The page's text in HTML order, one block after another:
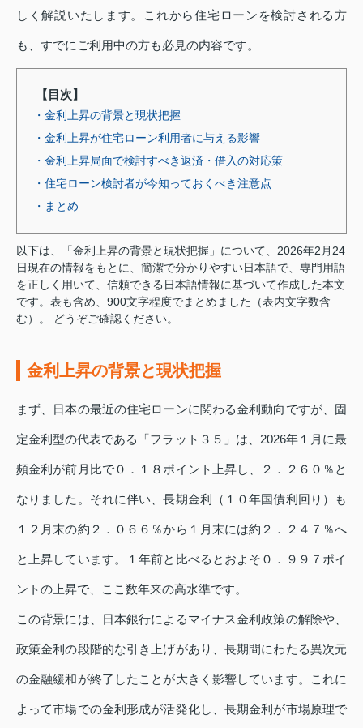
しく解説いたします。これから住宅ローンを検討される方
も、すでにご利用中の方も必見の内容です。
【目次】
・金利上昇の背景と現状把握
・金利上昇が住宅ローン利用者に与える影響
・金利上昇局面で検討すべき返済・借入の対応策
・住宅ローン検討者が今知っておくべき注意点
・まとめ
以下は、「金利上昇の背景と現状把握」について、2026年2月24
日現在の情報をもとに、簡潔で分かりやすい日本語で、専門用語
を正しく用いて、信頼できる日本語情報に基づいて作成した本文
です。表も含め、900文字程度でまとめました（表内文字数含
む）。 どうぞご確認ください。
金利上昇の背景と現状把握
まず、日本の最近の住宅ローンに関わる金利動向ですが、固
定金利型の代表である「フラット３５」は、2026年１月に最
頻金利が前月比で０．１８ポイント上昇し、２．２６０％と
なりました。それに伴い、長期金利（１０年国債利回り）も
１２月末の約２．０６６％から１月末には約２．２４７％へ
と上昇しています。１年前と比べるとおよそ０．９９７ポイ
ントの上昇で、ここ数年来の高水準です。
この背景には、日本銀行によるマイナス金利政策の解除や、
政策金利の段階的な引き上げがあり、長期間にわたる異次元
の金融緩和が終了したことが大きく影響しています。これに
よって市場での金利形成が活発化し、長期金利が市場原理で